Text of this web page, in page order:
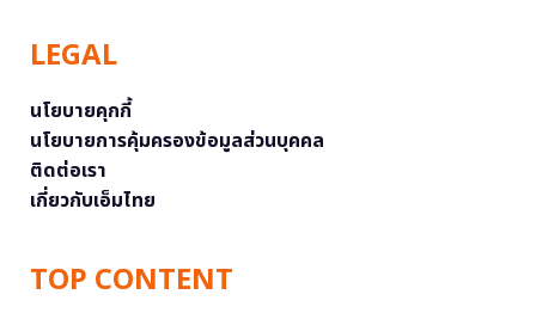
LEGAL
นโยบายคุกกี้
นโยบายการคุ้มครองข้อมูลส่วนบุคคล
ติดต่อเรา
เกี่ยวกับเอ็มไทย
TOP CONTENT